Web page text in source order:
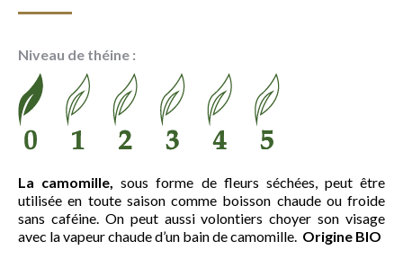
8.00 €
15.20 €
Niveau de théine :
La camomille,sous forme de fleurs séchées, peut être
utilisée en toute saison comme boisson chaude ou froide
sans caféine. On peut aussi volontiers choyer son visage
avec la vapeur chaude d’un bain de camomille. Origine BIO